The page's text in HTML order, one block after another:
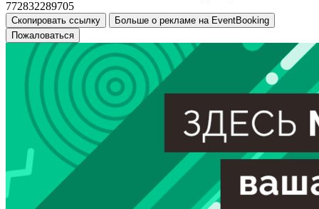
772832289705
Скопировать ссылку
Больше о рекламе на EventBooking
Пожаловаться